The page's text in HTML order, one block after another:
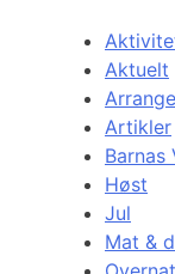
Aktuelt
Artikler
Barnas
Høst
Jul
Mat &